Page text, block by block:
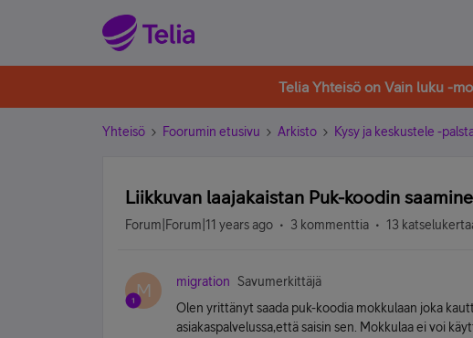
Telia Yhteisö on Vain luku -
Yhteisö Foorumin etusivu Arkisto Kysy ja keskustele -
Liikkuvan laajakaistan Puk-koodin
Forum|Forum|11 years ago 3 kommenttia 13
M migration
Savumerkittäjä
Olen yrittänyt saada puk-koodia mokkulaan joka
asiakaspalvelussa,että saisin sen. Mokkulaa ei voi